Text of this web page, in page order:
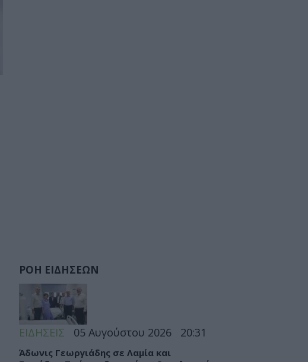
ΡΟΗ ΕΙΔΗΣΕΩΝ
ΕΙΔΗΣΕΙΣ 05 Αυγούστου 2026 20:31
Άδωνις Γεωργιάδης σε Λαμία και